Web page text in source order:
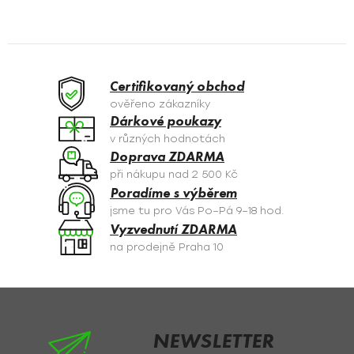
á
c
í
p
r
v
k
y
v
ý
p
s
Certifikovaný obchod
ověřeno zákazníky
Dárkové poukazy
v různých hodnotách
Doprava ZDARMA
při nákupu nad 2 500 Kč
Poradíme s výběrem
jsme tu pro Vás Po–Pá 9–18 hod.
Vyzvednutí ZDARMA
na prodejně Praha 10
NEWSLETTER